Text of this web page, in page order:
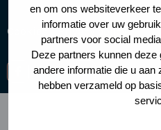
en om ons websiteverkeer
informatie over uw
partners voor social
Deze partners kunnen
andere informatie die u
hebben verzameld op
Cookies Privacy policy
Ga
Ga